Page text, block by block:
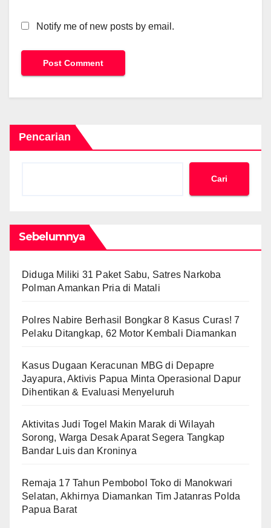
Notify me of new posts by email.
Pencarian
Cari
Sebelumnya
Diduga Miliki 31 Paket Sabu, Satres Narkoba
Polman Amankan Pria di Matali
Polres Nabire Berhasil Bongkar 8 Kasus Curas! 7
Pelaku Ditangkap, 62 Motor Kembali Diamankan
Kasus Dugaan Keracunan MBG di Depapre
Jayapura, Aktivis Papua Minta Operasional Dapur
Dihentikan & Evaluasi Menyeluruh
Aktivitas Judi Togel Makin Marak di Wilayah
Sorong, Warga Desak Aparat Segera Tangkap
Bandar Luis dan Kroninya
Remaja 17 Tahun Pembobol Toko di Manokwari
Selatan, Akhirnya Diamankan Tim Jatanras Polda
Papua Barat